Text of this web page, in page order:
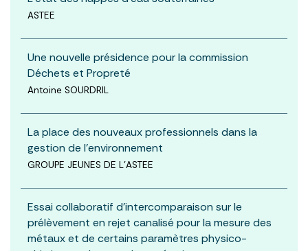
ASTEE
Une nouvelle présidence pour la commission
Déchets et Propreté
Antoine SOURDRIL
La place des nouveaux professionnels dans la
gestion de l’environnement
GROUPE JEUNES DE L'ASTEE
Essai collaboratif d’intercomparaison sur le
prélèvement en rejet canalisé pour la mesure des
métaux et de certains paramètres physico-